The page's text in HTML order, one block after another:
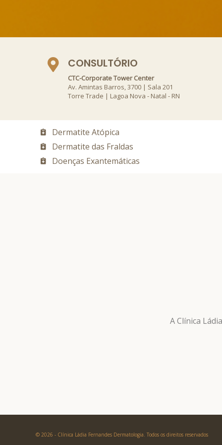
CONSULTÓRIO
CTC-Corporate Tower Center
Av. Amintas Barros, 3700 | Sala 201
Torre Trade | Lagoa Nova - Natal - RN
Dermatite Atópica
Dermatite das Fraldas
Doenças Exantemáticas
A Clínica
© 2026 - Clínica Ládia Fernandes Dermatologia. Todos os direitos reservados